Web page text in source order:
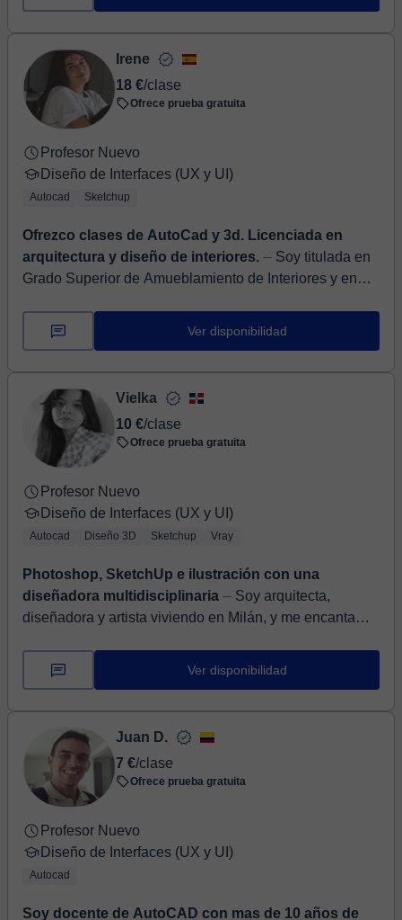
Irene
18 €/clase
Ofrece prueba gratuita
Profesor Nuevo
Diseño de Interfaces (UX y UI)
Autocad Sketchup
Ofrezco clases de AutoCad y 3d. Licenciada en
arquitectura y diseño de interiores. ⏤ Soy titulada en
Grado Superior de Amueblamiento de Interiores y en
formación me ha permitido com...
Ver disponibilidad
Vielka
10 €/clase
Ofrece prueba gratuita
Profesor Nuevo
Diseño de Interfaces (UX y UI)
Autocad Diseño 3D Sketchup Vray
Photoshop, SketchUp e ilustración con una
diseñadora multidisciplinaria ⏤ Soy arquitecta,
diseñadora y artista viviendo en Milán, y me encanta
Enseño representación gráfica...
Ver disponibilidad
Juan D.
7 €/clase
Ofrece prueba gratuita
Profesor Nuevo
Diseño de Interfaces (UX y UI)
Autocad
Soy docente de AutoCAD con mas de 10 años de